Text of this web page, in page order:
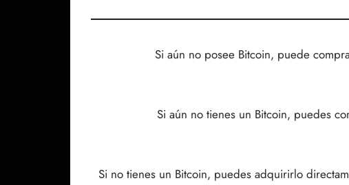
Si aún no posee Bitcoin, puede
Si aún no tienes un Bitcoin, puedes
Si no tienes un Bitcoin, puedes adquirirlo